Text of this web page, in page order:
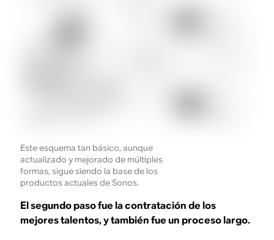
Este esquema tan básico, aunque
actualizado y mejorado de múltiples
formas, sigue siendo la base de los
productos actuales de Sonos.
El segundo paso fue la contratación de los
mejores talentos, y también fue un proceso largo.